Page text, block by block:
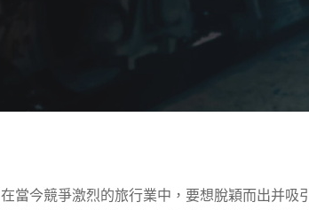
在當今競爭激烈的旅行業中，要想脫穎而出并